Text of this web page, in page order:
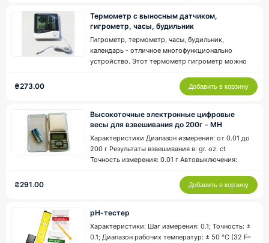
чувствительному э..
Термометр с выносным датчиком,
гигрометр, часы, будильник
Гигрометр, термометр, часы, будильник,
календарь - отличное многофункционально
устройство. Этот термометр гигрометр можно
температуры в 2-х точках и влажности. ..
₴273.00 Добавить в корзину
Высокоточные электронные цифровые
весы для взвешивания до 200г - MH
Характеристики Диапазон измерения: от 0.01 до
200 г Результаты взвешивания в: gr. oz. ct
Точность измерения: 0.01 г Автовыключения:
электронные весы для взвешивания до 200 гр.
Функции: подсветка дисплея; возможность
₴291.00 Добавить в корзину
рН-тестер
Характеристики: Шаг измерения: 0.1; Точность: ±
0.1; Диапазон рабочих температур: ± 50 °C (32 F–